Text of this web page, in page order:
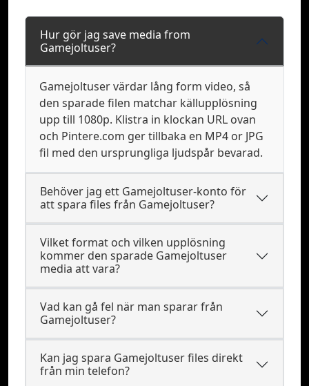
Hur gör jag save media from
Gamejoltuser?
Gamejoltuser värdar lång form video, så
den sparade filen matchar källupplösning
upp till 1080p. Klistra in klockan URL ovan
och Pintere.com ger tillbaka en MP4 or JPG
fil med den ursprungliga ljudspår bevarad.
Behöver jag ett Gamejoltuser-konto för
att spara files från Gamejoltuser?
Vilket format och vilken upplösning
kommer den sparade Gamejoltuser
media att vara?
Vad kan gå fel när man sparar från
Gamejoltuser?
Kan jag spara Gamejoltuser files direkt
från min telefon?